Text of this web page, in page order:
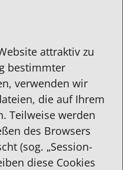
attraktiv zu
bestimmter
verwenden wir
die auf Ihrem
Teilweise werden
des Browsers
(sog. „Session-
diese Cookies